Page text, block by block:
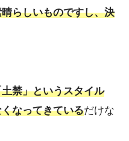
らしいものですし、決
禁」というスタイル
なってきているだけな